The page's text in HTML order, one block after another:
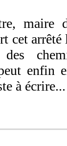
maire
cet
enfin
à écrire...